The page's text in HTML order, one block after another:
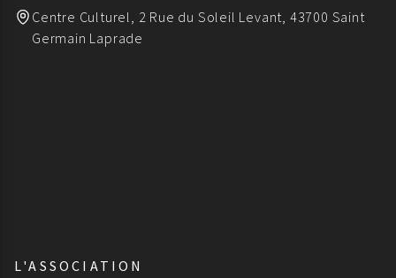
Centre Culturel, 2 Rue du Soleil Levant, 43700 Saint
Germain Laprade
L'ASSOCIATION